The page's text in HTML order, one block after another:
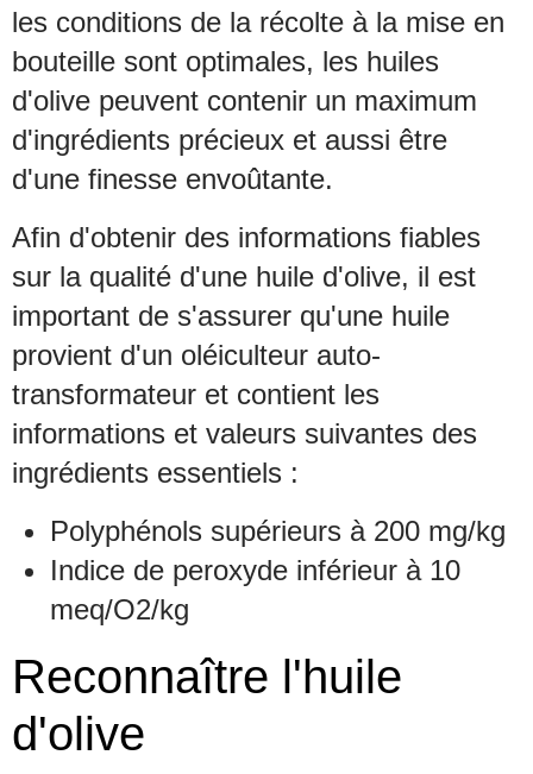
les conditions de la récolte à la mise en
bouteille sont optimales, les huiles
d'olive peuvent contenir un maximum
d'ingrédients précieux et aussi être
d'une finesse envoûtante.
Afin d'obtenir des informations fiables
sur la qualité d'une huile d'olive, il est
important de s'assurer qu'une huile
provient d'un oléiculteur auto-
transformateur et contient les
informations et valeurs suivantes des
ingrédients essentiels :
Polyphénols supérieurs à 200 mg/kg
Indice de peroxyde inférieur à 10
meq/O2/kg
Reconnaître l'huile
d'olive